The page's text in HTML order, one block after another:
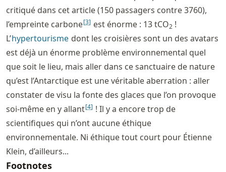
critiqué dans cet article (150 passagers contre 3760),
l’empreinte carbone[3] est énorme : 13 tCO2 !
L’hypertourisme dont les croisières sont un des avatars
est déjà un énorme problème environnemental quel
que soit le lieu, mais aller dans ce sanctuaire de nature
qu’est l’Antarctique est une véritable aberration : aller
constater de visu la fonte des glaces que l’on provoque
soi-même en y allant[4] ! Il y a encore trop de
scientifiques qui n’ont aucune éthique
environnementale. Ni éthique tout court pour Étienne
Klein, d’ailleurs...
Footnotes